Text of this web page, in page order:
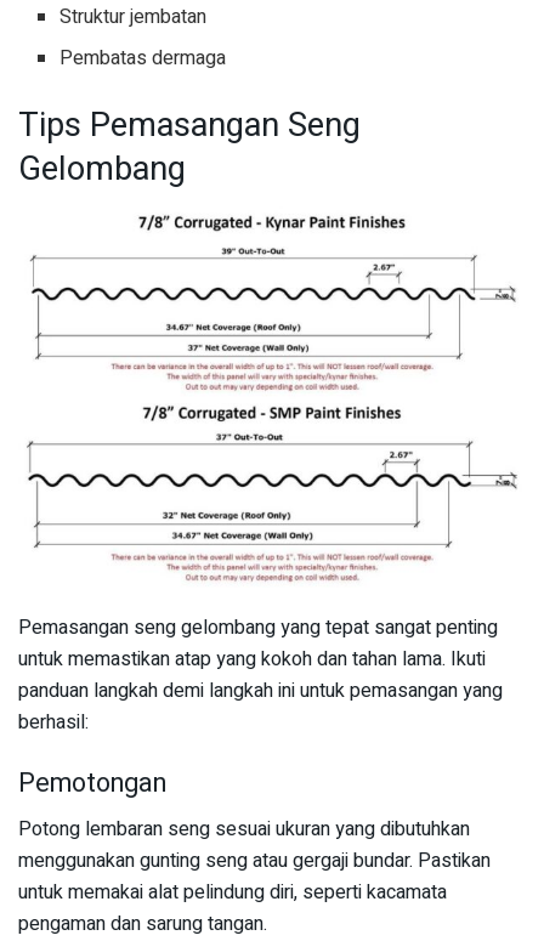
Struktur jembatan
Pembatas dermaga
Tips Pemasangan Seng
Gelombang
Pemasangan seng gelombang yang tepat sangat penting
untuk memastikan atap yang kokoh dan tahan lama. Ikuti
panduan langkah demi langkah ini untuk pemasangan yang
berhasil:
Pemotongan
Potong lembaran seng sesuai ukuran yang dibutuhkan
menggunakan gunting seng atau gergaji bundar. Pastikan
untuk memakai alat pelindung diri, seperti kacamata
pengaman dan sarung tangan.